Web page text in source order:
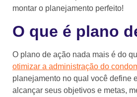
montar o planejamento perfeito!
O que é plano
O plano de ação nada mais é do
otimizar a administração do
planejamento no qual você define
alcançar seus objetivos e metas,